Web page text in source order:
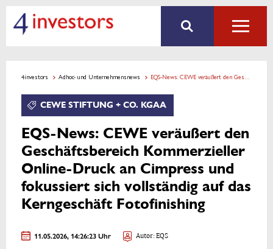
4investors Adhoc- und Unternehmensnews EQS-News: CEWE veräußert den Geschäftsbereich Kommerzieller Online-Druck an Cimpress und fokussiert sich vollständig auf das Kerngeschäft Fotofinishing
CEWE STIFTUNG + CO. KGAA
EQS-News: CEWE veräußert den
Geschäftsbereich Kommerzieller
Online-Druck an Cimpress und
fokussiert sich vollständig auf das
Kerngeschäft Fotofinishing
11.05.2026, 14:26:23 Uhr Autor: EQS